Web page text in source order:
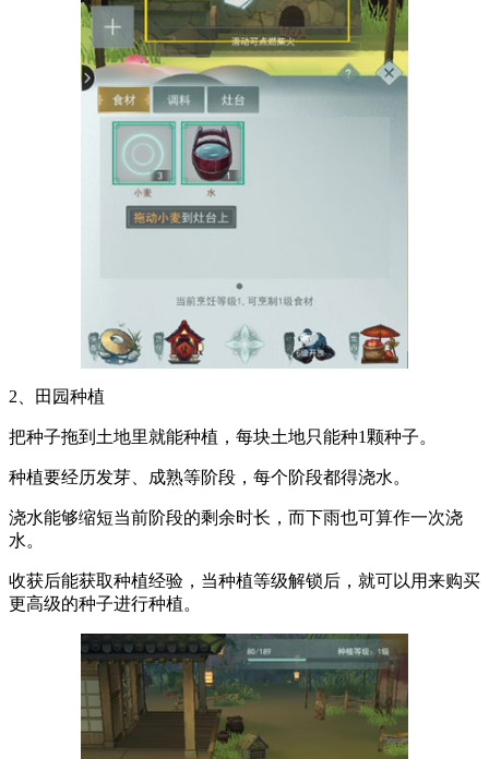
2、田园种植
把种子拖到土地里就能种植，每块土地只能种1颗种子。
种植要经历发芽、成熟等阶段，每个阶段都得浇水。
浇水能够缩短当前阶段的剩余时长，而下雨也可算作一次浇
水。
收获后能获取种植经验，当种植等级解锁后，就可以用来购买
更高级的种子进行种植。